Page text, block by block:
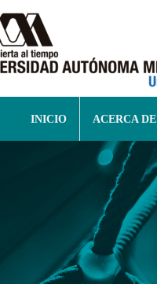
INICIO ACERCA DE